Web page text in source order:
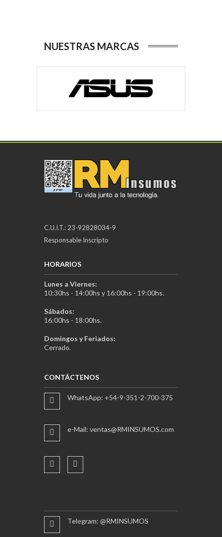
NUESTRAS MARCAS
C.U.I.T.: 23-92828034-9
Responsable Inscripto
HORARIOS
Lunes a Viernes:
10:30hs - 14:00hs y 16:00hs - 19:00hs.
Sábados:
16:00hs - 18:00hs.
Domingos y Feriados:
Cerrado.
CONTÁCTENOS
WhatsApp: +54-9-351-2-700-375
e-Mail: ventas@RMINSUMOS.com
Telegram: @RMINSUMOS